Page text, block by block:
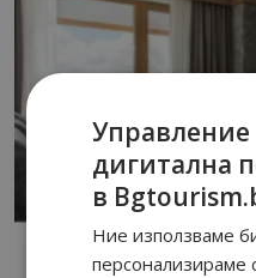
дигитална
в
Ние използваме